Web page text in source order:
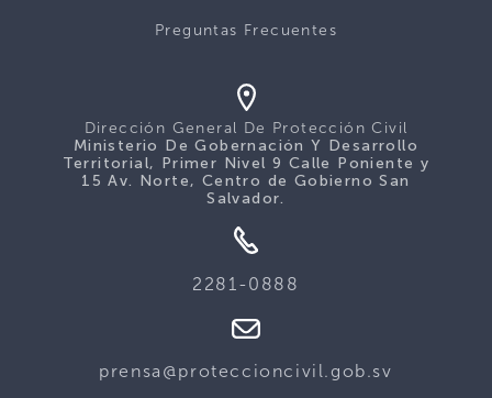
Preguntas Frecuentes
Dirección General De Protección Civil
Ministerio De Gobernación Y Desarrollo
Territorial, Primer Nivel 9 Calle Poniente y
15 Av. Norte, Centro de Gobierno San
Salvador.
2281-0888
prensa@proteccioncivil.gob.sv